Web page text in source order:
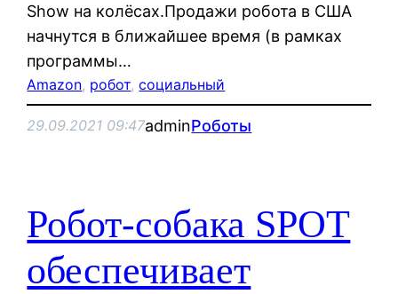
Show на колёсах.Продажи робота в США
начнутся в ближайшее время (в рамках
программы…
Amazon, робот, социальный
29.09.2021 09:47adminРоботы
Робот-собака SPOT
обеспечивает